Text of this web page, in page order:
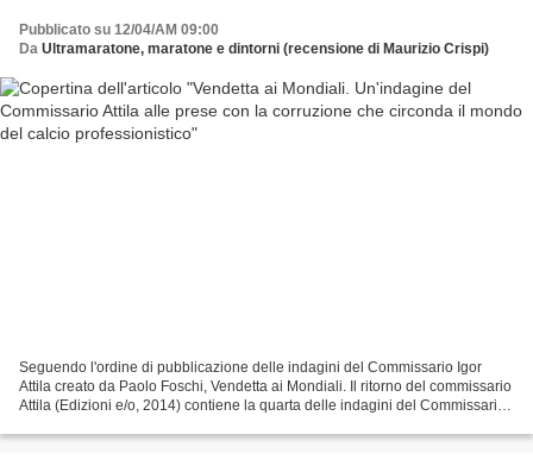
Pubblicato su 12/04/AM 09:00
Da Ultramaratone, maratone e dintorni (recensione di Maurizio Crispi)
Seguendo l'ordine di pubblicazione delle indagini del Commissario Igor
Attila creato da Paolo Foschi, Vendetta ai Mondiali. Il ritorno del commissario
Attila (Edizioni e/o, 2014) contiene la quarta delle indagini del Commissario